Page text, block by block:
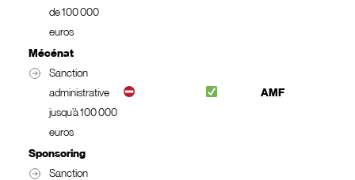
de 100 000
euros
Mécénat
Sanction
administrative
jusqu’à 100 000
euros
AMF
Sponsoring
Sanction